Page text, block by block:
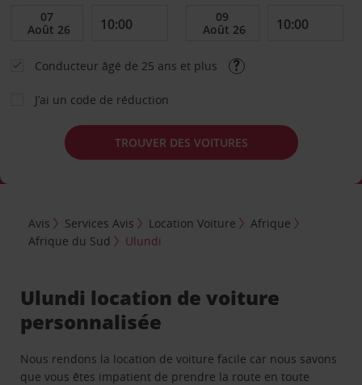
Conducteur âgé de 25 ans et plus
J’ai un code de réduction
TROUVER DES VOITURES
Avis Services Avis Location Voiture
Afrique
Afrique du Sud
Ulundi
Ulundi location de voiture
personnalisée
Nous rendons la location de voiture facile car nous savons
que vous êtes impatient de prendre la route en toute